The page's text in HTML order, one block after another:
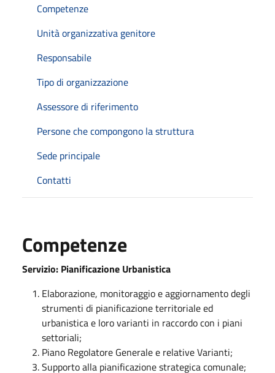
Competenze
Unità organizzativa genitore
Responsabile
Tipo di organizzazione
Assessore di riferimento
Persone che compongono la struttura
Sede principale
Contatti
Competenze
Servizio: Pianificazione Urbanistica
Elaborazione, monitoraggio e aggiornamento degli
strumenti di pianificazione territoriale ed
urbanistica e loro varianti in raccordo con i piani
settoriali;
Piano Regolatore Generale e relative Varianti;
Supporto alla pianificazione strategica comunale;